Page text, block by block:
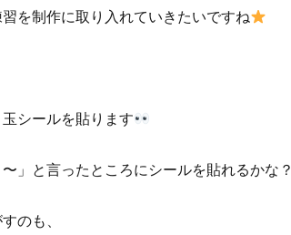
を制作に取り入れていきたいですね
シールを貼ります
」と言ったところにシールを貼れるかな
のも、